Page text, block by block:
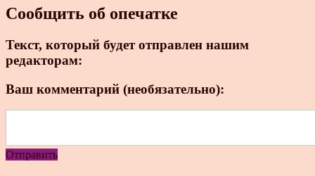
Сообщить об опечатке
Текст, который будет отправлен нашим
редакторам:
Ваш комментарий (необязательно):
Отправить